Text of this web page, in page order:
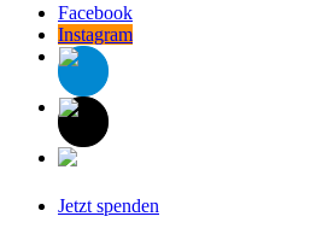
Facebook
Instagram
Jetzt spenden